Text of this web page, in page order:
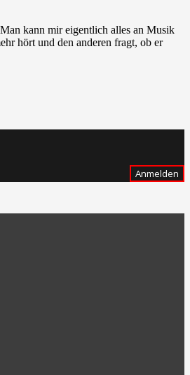
kann mir eigentlich alles an Musik
hört und den anderen fragt, ob er